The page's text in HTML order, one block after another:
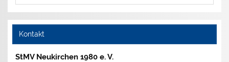
Kontakt
StMV Neukirchen 1980 e. V.